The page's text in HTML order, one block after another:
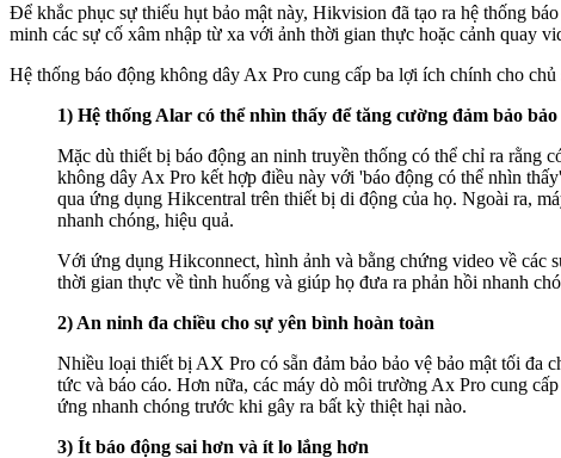
Để khắc phục sự thiếu hụt bảo mật này, Hikvision đã tạo ra hệ thống
minh các sự cố xâm nhập từ xa với ảnh thời gian thực hoặc cảnh quay
Hệ thống báo động không dây Ax Pro cung cấp ba lợi ích chính cho chủ
1) Hệ thống Alar có thể nhìn thấy để tăng cường đảm bảo
Mặc dù thiết bị báo động an ninh truyền thống có thể chỉ ra rằng
không dây Ax Pro kết hợp điều này với 'báo động có thể nhìn
qua ứng dụng Hikcentral trên thiết bị di động của họ. Ngoài ra,
nhanh chóng, hiệu quả.
Với ứng dụng Hikconnect, hình ảnh và bằng chứng video về các
thời gian thực về tình huống và giúp họ đưa ra phản hồi nhanh
2) An ninh đa chiều cho sự yên bình hoàn toàn
Nhiều loại thiết bị AX Pro có sẵn đảm bảo bảo vệ bảo mật tối đa
tức và báo cáo. Hơn nữa, các máy dò môi trường Ax Pro cung
ứng nhanh chóng trước khi gây ra bất kỳ thiệt hại nào.
3) Ít báo động sai hơn và ít lo lắng hơn